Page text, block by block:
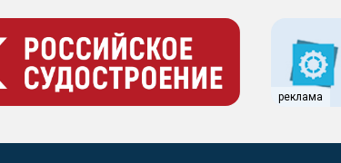
реклама